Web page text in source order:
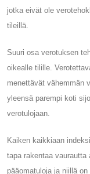
jotka eivät ole
tileillä.
Suuri osa verotuksen
oikealle tilille.
menettävät vähemmän
yleensä parempi koti
verotulojaan.
Kaiken kaikkiaan
tapa rakentaa
pääomatuloja ja niillä